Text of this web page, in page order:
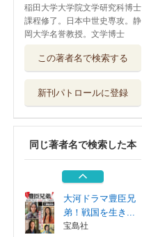
稲田大学大学院文学研究科博士
課程修了。日本中世史専攻。静
岡大学名誉教授。文学博士
この著者名で検索する
新刊パトロールに登録
同じ著者名で検索した本
はじめての城
ゼロから分かる！
世界文化社
徳川家康 戦のな
い世をつくった...
Ｇａｋｋｅｎ
大河ドラマ豊臣兄
弟！戦国を生き...
宝島社